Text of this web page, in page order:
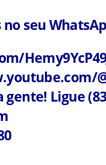
seu
Ligue